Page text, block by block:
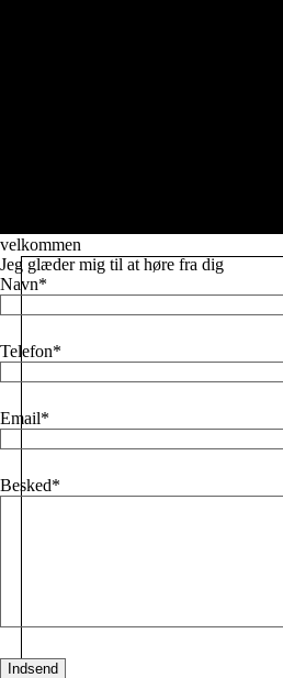
Læs mere
velkommen
Jeg glæder mig til at høre fra dig
Navn
Telefon
Email
Besked